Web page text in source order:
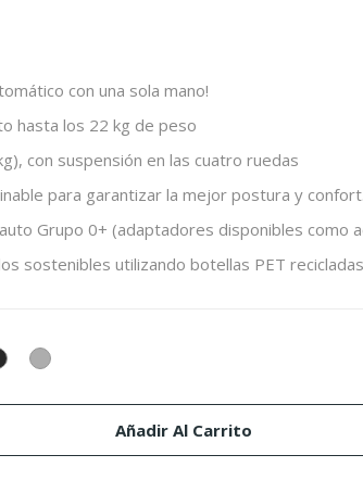
con una sola mano!
hasta los 22 kg de peso
con suspensión en las cuatro ruedas
para garantizar la mejor postura y confort.
Grupo 0+ (adaptadores disponibles como
sostenibles utilizando botellas PET
Midnight
Black
Pebble
Grey
Añadir Al Carrito